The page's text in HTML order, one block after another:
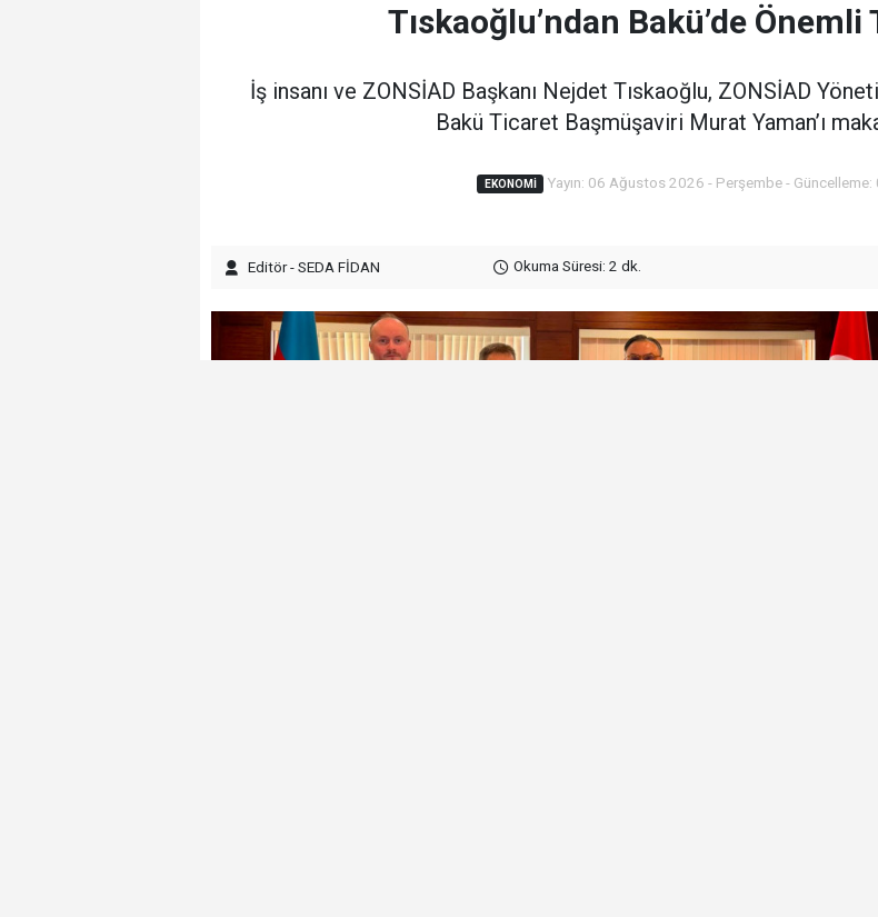
Tıskaoğlu’ndan Bakü’de
İş insanı ve ZONSİAD Başkanı Nejdet Tıskaoğlu, ZONSİAD
Bakü Ticaret Başmüşaviri Murat Yaman’ı
EKONOMI Yayın: 06 Ağustos 2026 - Perşembe -
Editör - SEDA FİDAN Okuma Süresi: 2 dk.